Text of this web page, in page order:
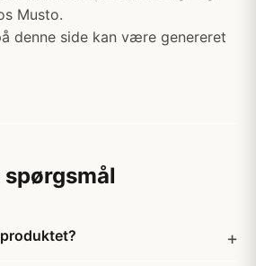
Musto.
denne side kan være genereret